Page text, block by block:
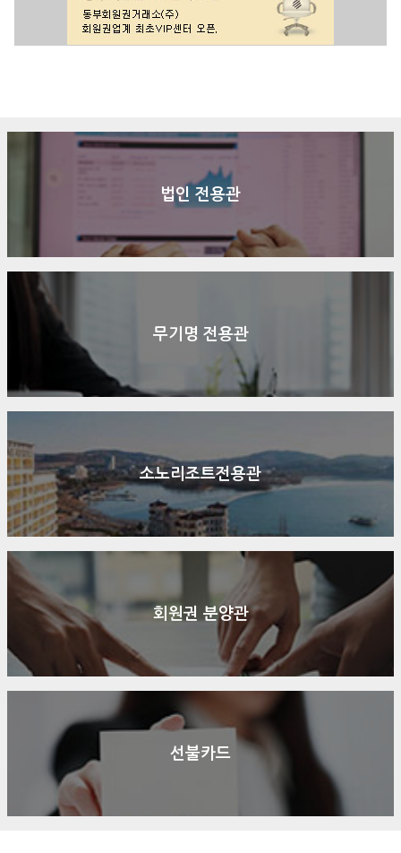
구매문의 상담신청
법인 전용관
무기명 전용관
소노리조트전용관
회원권 분양관
선불카드